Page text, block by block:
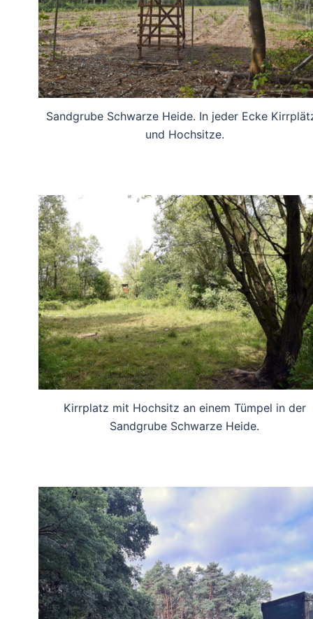
Sandgrube Schwarze Heide. In jeder Ecke
und Hochsitze.
Kirrplatz mit Hochsitz an einem Tümpel in der
Sandgrube Schwarze Heide.